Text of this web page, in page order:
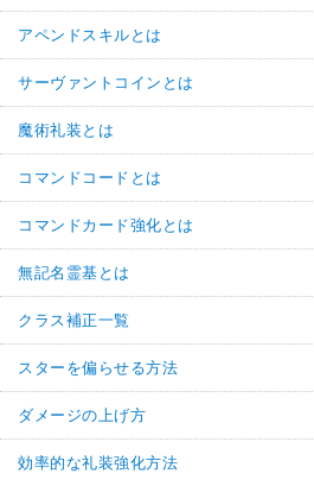
アペンドスキルとは
サーヴァントコインとは
魔術礼装とは
コマンドコードとは
コマンドカード強化とは
無記名霊基とは
クラス補正一覧
スターを偏らせる方法
ダメージの上げ方
効率的な礼装強化方法